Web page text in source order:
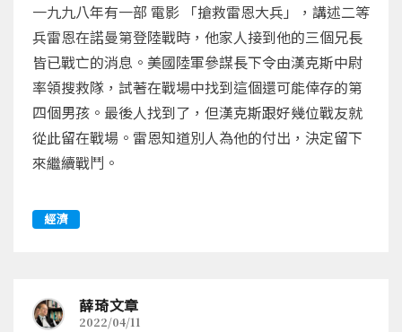
一九九八年有一部 電影 「搶救雷恩大兵」，講述二等
兵雷恩在諾曼第登陸戰時，他家人接到他的三個兄長
皆已戰亡的消息。美國陸軍參謀長下令由漢克斯中尉
率領搜救隊，試著在戰場中找到這個還可能倖存的第
四個男孩。最後人找到了，但漢克斯跟好幾位戰友就
從此留在戰場。雷恩知道別人為他的付出，決定留下
來繼續戰鬥。
經濟
薛琦文章
2022/04/11